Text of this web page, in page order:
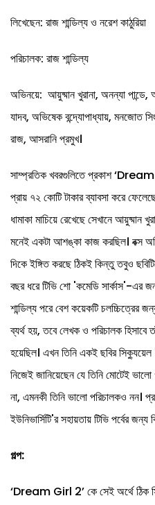
লিখেছেন: রাজ শান্ডিল্য ও নরেশ কাঠুরিয়া
পরিচালক: রাজ শান্ডিল্য
অভিনয়ে: আয়ুষ্মান খুরানা, অনন্যা
যাদব, অভিষেক বন্দ্যোপাধ্যায়, মনজোত
রাজ, আসরানি প্রমুখ।
সাম্প্রতিক খবরগুলিতে প্রকাশ ‘Dream
প্রায় ৭২ কোটি টাকার ব্যাবসা করে
ধামাকা মাচিয়ে রেখেছে সেখানে আয়ুষ্মান
মনেই একটা আশঙ্কা কাজ করছিল। বক্স
দিকে ইঙ্গিত করছে ঠিকই কিন্তু তবুও
বছর ধরে টিভি শো 'কমেডি সার্কাস'-এর
শান্ডিল্য পরে বেশ কয়েকটি চলচ্চিত্রের
ব্যর্থ হয়, তবে লেখক ও পরিচালক হিসাবে
হয়েছিল। এখন তিনি একই ছবির সিক্যুয়েল
নিজেই জানিয়েছেন যে তিনি মোটেই
না, এমনকী তিনি ভালো পরিচালকও নন।
ইউনিভার্সিটি'র সহায়তায় টিভি পর্বের
গল্প:
‘Dream Girl 2’ কে সেই অর্থে ঠিক